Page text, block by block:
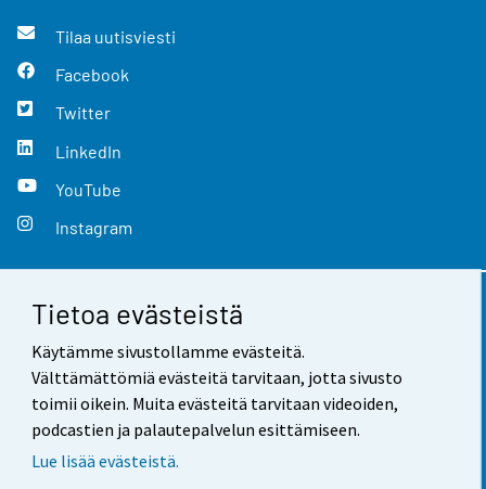
Tietoa evästeistä
Käytämme sivustollamme evästeitä.
Välttämättömiä evästeitä tarvitaan, jotta sivusto
toimii oikein. Muita evästeitä tarvitaan videoiden,
podcastien ja palautepalvelun esittämiseen.
Lue lisää evästeistä.
Tilaa uutisviesti
Facebook
Twitter
LinkedIn
YouTube
Instagram
Yhteystiedot
Palaute
Käyttöehdot